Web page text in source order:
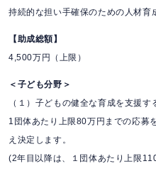
持続的な担い手確保のための人材
【助成総額】
4,500万円（上限）
＜子ども分野＞
（１）子どもの健全な育成を支援
1団体あたり上限80万円までの応募
え決定します。
(2年目以降は、１団体あたり上限